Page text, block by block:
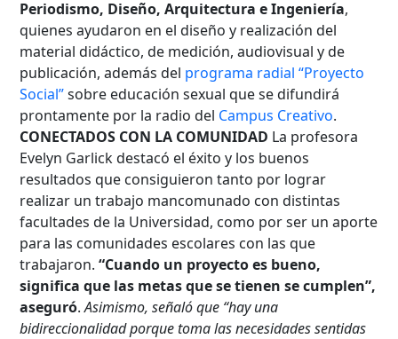
Periodismo, Diseño, Arquitectura e Ingeniería,
quienes ayudaron en el diseño y realización del
material didáctico, de medición, audiovisual y de
publicación, además del programa radial “Proyecto
Social”sobre educación sexual que se difundirá
prontamente por la radio del Campus Creativo.
CONECTADOS CON LA COMUNIDAD La profesora
Evelyn Garlick destacó el éxito y los buenos
resultados que consiguieron tanto por lograr
realizar un trabajo mancomunado con distintas
facultades de la Universidad, como por ser un aporte
para las comunidades escolares con las que
trabajaron.“Cuando un proyecto es bueno,
significa que las metas que se tienen se cumplen”,
aseguró.Asimismo, señaló que “hay una
bidireccionalidad porque toma las necesidades sentidas